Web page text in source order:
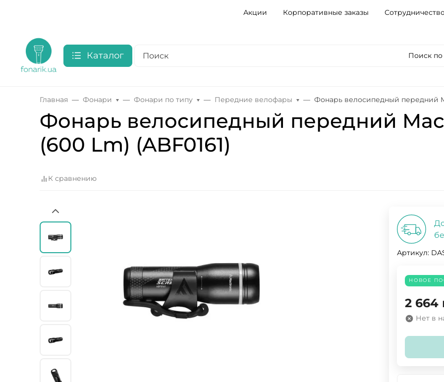
Акции Корпоративные заказы
Каталог Поиск по
Главная Фонари Фонари по типу Передние велофары Фонарь велосипедный передний
Фонарь велосипедный передний
(600 Lm) (ABF0161)
К сравнению
Артикул:
НОВОЕ
2 664
Нет в